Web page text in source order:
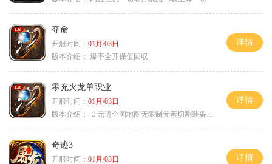
夺命
开服时间： 01月/03日
版本介绍： 爆率全开保值回収
详情
零充火龙单职业
开服时间： 01月/03日
版本介绍：
０元进全图地图无限制元素切割装备鉴定
详情
奇迹3
开服时间： 01月/03日
详情